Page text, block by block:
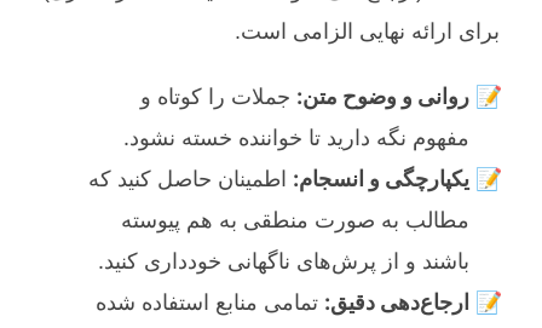
برای ارائه نهایی الزامی است.
روانی و وضوح متن: جملات را کوتاه و
مفهوم نگه دارید تا خواننده خسته نشود.
یکپارچگی و انسجام: اطمینان حاصل کنید که
مطالب به صورت منطقی به هم پیوسته
باشند و از پرش‌های ناگهانی خودداری کنید.
ارجاع‌دهی دقیق: تمامی منابع استفاده شده